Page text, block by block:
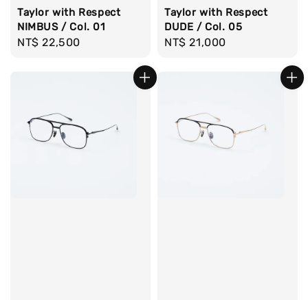
Taylor with Respect
NIMBUS / Col. 01
Regular
NT$ 22,500
Taylor with Respect
DUDE / Col. 05
Regular
NT$ 21,000